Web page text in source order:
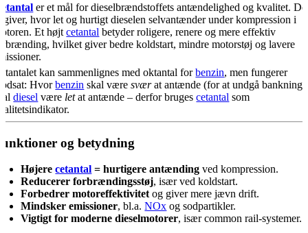
er et mål for dieselbrændstoffets antændelighed og kvalitet.
hvor let og hurtigt dieselen selvantænder under kompression i
Et højtcetantal betyder roligere, renere og mere effektiv
hvilket giver bedre koldstart, mindre motorstøj og lavere
kan sammenlignes med oktantal forbenzin, men fungerer
Hvorbenzin skal væresværat antænde (for at undgå
diesel være letat antænde – derfor brugescetantal som
og betydning
Højerecetantal = hurtigere antænding ved kompression.
Reducerer forbrændingsstøj, især ved koldstart.
Forbedrer motoreffektivitet og giver mere jævn drift.
Mindsker emissioner, bl.a.NOx og sodpartikler.
Vigtigt for moderne dieselmotorer, især common rail-systemer.